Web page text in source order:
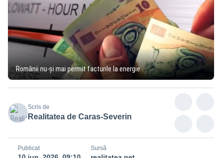
Românii nu-și mai permit facturile la energie
Scris de
Realitatea de Caras-Severin
Publicat Sursă